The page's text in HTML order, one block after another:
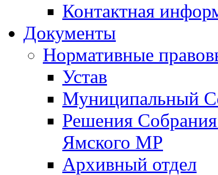
Контактная
Документы
Нормативные
Устав
Муниципальный
Решения
Ямского МР
Архивный отдел